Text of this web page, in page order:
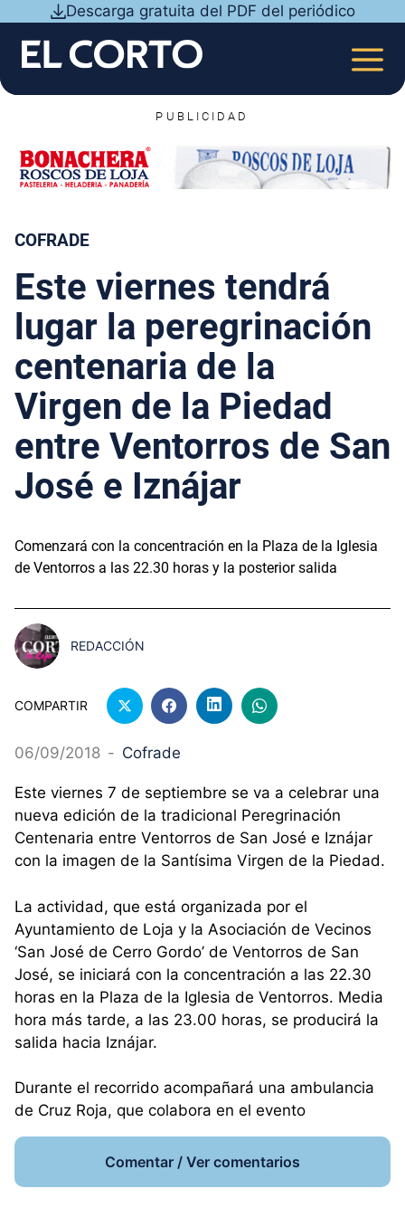
contenido
Descarga gratuita del PDF del periódico
PUBLICIDAD
COFRADE
Este viernes tendrá
lugar la peregrinación
centenaria de la
Virgen de la Piedad
entre Ventorros de San
José e Iznájar
Comenzará con la concentración en la Plaza de la Iglesia
de Ventorros a las 22.30 horas y la posterior salida
REDACCIÓN
COMPARTIR
06/09/2018 - Cofrade
Este viernes 7 de septiembre se va a celebrar una
nueva edición de la tradicional Peregrinación
Centenaria entre Ventorros de San José e Iznájar
con la imagen de la Santísima Virgen de la Piedad.
La actividad, que está organizada por el
Ayuntamiento de Loja y la Asociación de Vecinos
‘San José de Cerro Gordo’ de Ventorros de San
José, se iniciará con la concentración a las 22.30
horas en la Plaza de la Iglesia de Ventorros. Media
hora más tarde, a las 23.00 horas, se producirá la
salida hacia Iznájar.
Durante el recorrido acompañará una ambulancia
de Cruz Roja, que colabora en el evento
Comentar / Ver comentarios